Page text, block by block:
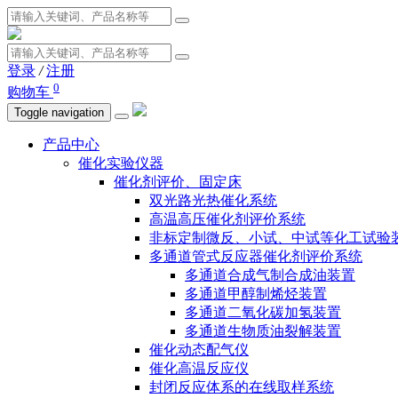
登录 / 注册
购物车 0
Toggle navigation
产品中心
催化实验仪器
催化剂评价、固定床
双光路光热催化系统
高温高压催化剂评价系统
非标定制微反、小试、中试等化工试验
多通道管式反应器催化剂评价系统
多通道合成气制合成油装置
多通道甲醇制烯烃装置
多通道二氧化碳加氢装置
多通道生物质油裂解装置
催化动态配气仪
催化高温反应仪
封闭反应体系的在线取样系统